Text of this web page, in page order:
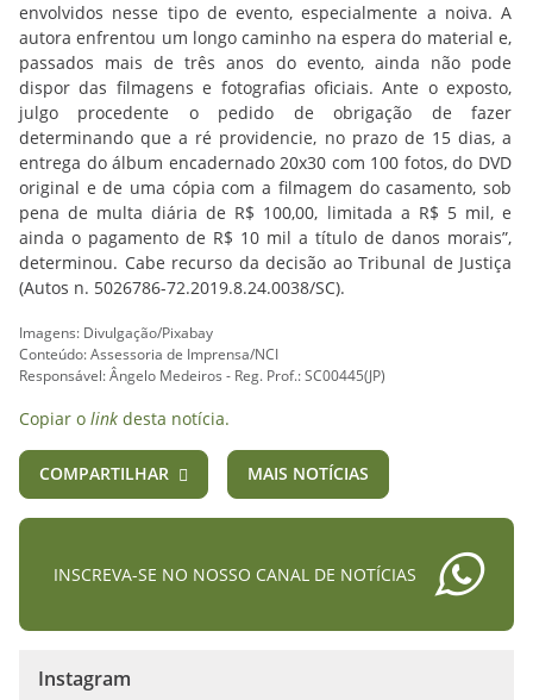
envolvidos nesse tipo de evento, especialmente a noiva. A
autora enfrentou um longo caminho na espera do material e,
passados mais de três anos do evento, ainda não pode
dispor das filmagens e fotografias oficiais. Ante o exposto,
julgo procedente o pedido de obrigação de fazer
determinando que a ré providencie, no prazo de 15 dias, a
entrega do álbum encadernado 20x30 com 100 fotos, do DVD
original e de uma cópia com a filmagem do casamento, sob
pena de multa diária de R$ 100,00, limitada a R$ 5 mil, e
ainda o pagamento de R$ 10 mil a título de danos morais”,
determinou. Cabe recurso da decisão ao Tribunal de Justiça
(Autos n. 5026786-72.2019.8.24.0038/SC).
Imagens: Divulgação/Pixabay
Conteúdo: Assessoria de Imprensa/NCI
Responsável: Ângelo Medeiros - Reg. Prof.: SC00445(JP)
Copiar o link desta notícia.
COMPARTILHAR MAIS NOTÍCIAS
INSCREVA-SE NO NOSSO CANAL DE NOTÍCIAS
Instagram